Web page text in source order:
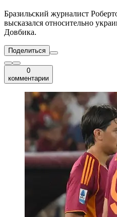
Бразильский журналист
высказался относительно
Довбика.
Поделиться
0
комментарии